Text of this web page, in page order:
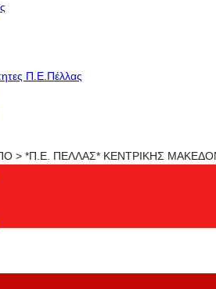
Π.Ε.Πέλλας
> *Π.Ε. ΠΕΛΛΑΣ* ΚΕΝΤΡΙΚΗΣ